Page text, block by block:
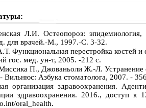
Л.И. Остеопороз:
для врачей.-М., 1997.-С. 3-32.
Функциональная перестройка костей
гос. мед. ун-т, 2005. -212 с.
П., Джованьоли Ж.-Л. Устранение
Вильнюс: Азбука стоматолога, 2007. -
организация здравоохранения.
здравоохранения. 2016., доступ
oral_health.